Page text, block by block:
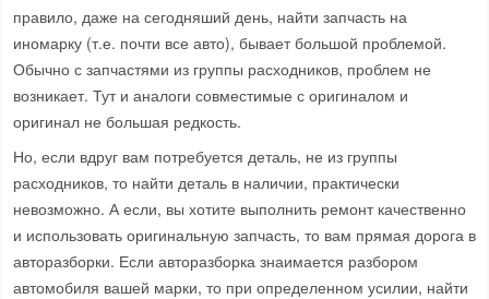
правило, даже на сегодняший день, найти запчасть на
иномарку (т.е. почти все авто), бывает большой проблемой.
Обычно с запчастями из группы расходников, проблем не
возникает. Тут и аналоги совместимые с оригиналом и
оригинал не большая редкость.
Но, если вдруг вам потребуется деталь, не из группы
расходников, то найти деталь в наличии, практически
невозможно. А если, вы хотите выполнить ремонт качественно
и использовать оригинальную запчасть, то вам прямая дорога в
авторазборки. Если авторазборка знаимается разбором
автомобиля вашей марки, то при определенном усилии, найти